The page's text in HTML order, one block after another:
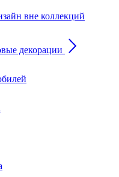
вне коллекций
декорации